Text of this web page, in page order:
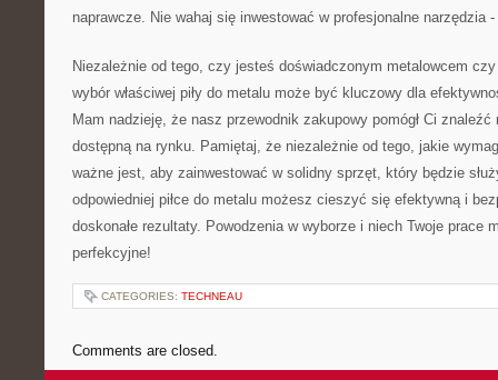
naprawcze. Nie wahaj się inwestować ​w profesjonalne narzędzia
Niezależnie od tego, czy jesteś doświadczonym metalowcem
wybór właściwej piły‌ do‌ metalu może być kluczowy dla
Mam nadzieję, że nasz przewodnik zakupowy pomógł Ci znaleźć
⁢dostępną ‌na⁢ rynku. ⁢Pamiętaj, że niezależnie od tego, ⁢jakie
ważne​ jest, aby zainwestować w⁤ solidny​ sprzęt, ⁣który będzie
⁣odpowiedniej piłce do metalu możesz ‌cieszyć⁢ się‌ efektywną i
‌doskonałe rezultaty. Powodzenia w wyborze i niech ​Twoje prace
perfekcyjne!
CATEGORIES: TECHNEAU
Comments are closed.